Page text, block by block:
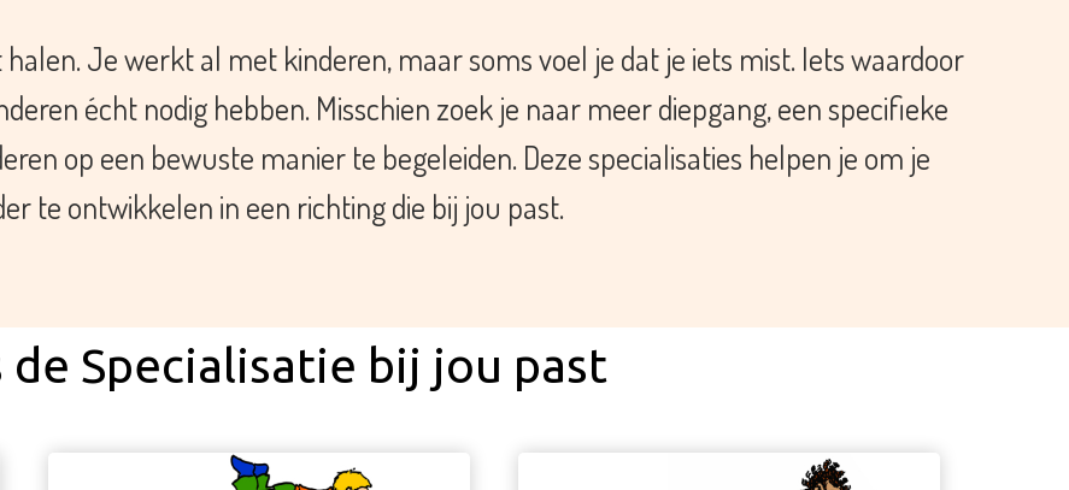
Je werkt al met kinderen, maar soms voel je dat je iets mist. Iets waardoor
écht nodig hebben. Misschien zoek je naar meer diepgang, een specifieke
op een bewuste manier te begeleiden. Deze specialisaties helpen je om je
te ontwikkelen in een richting die bij jou past.
de Specialisatie bij jou past